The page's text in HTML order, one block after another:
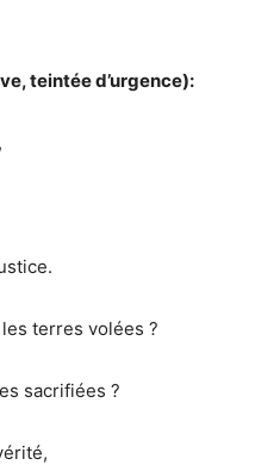
teintée d’urgence):
terres volées ?
sacrifiées ?